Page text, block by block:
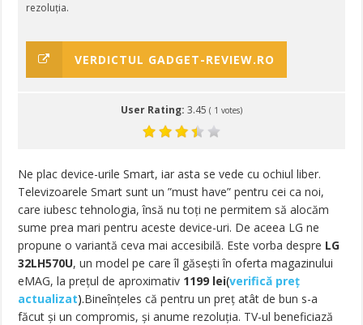
rezoluția.
VERDICTUL GADGET-REVIEW.RO
User Rating: 3.45 ( 1 votes)
Ne plac device-urile Smart, iar asta se vede cu ochiul liber.
Televizoarele Smart sunt un ”must have” pentru cei ca noi,
care iubesc tehnologia, însă nu toți ne permitem să alocăm
sume prea mari pentru aceste device-uri. De aceea LG ne
propune o variantă ceva mai accesibilă. Este vorba despre LG
32LH570U, un model pe care îl găsești în oferta magazinului
eMAG, la prețul de aproximativ 1199 lei(verifică preț
actualizat).Bineînțeles că pentru un preț atât de bun s-a
făcut și un compromis, și anume rezoluția. TV-ul beneficiază